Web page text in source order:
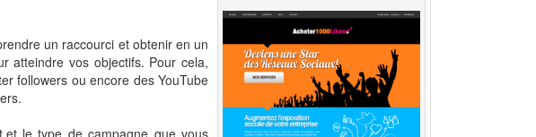
un raccourci et obtenir en un
atteindre vos objectifs. Pour cela,
followers ou encore des YouTube
le type de campagne que vous